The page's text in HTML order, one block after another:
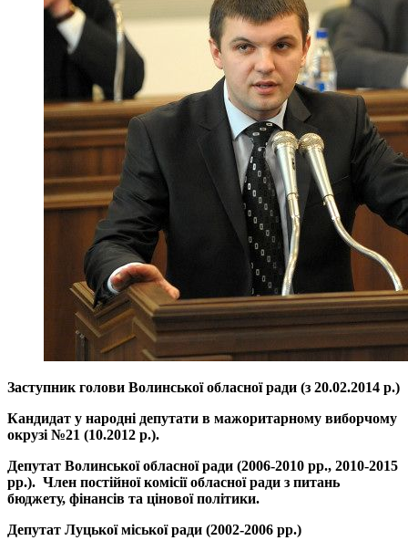
Заступник голови Волинської обласної ради (з 20.02.2014 р.)
Кандидат у народні депутати в мажоритарному виборчому
окрузі №21 (10.2012 р.).
Депутат Волинської обласної ради (2006-2010 рр., 2010-2015
рр.). Член постійної комісії обласної ради з питань
бюджету, фінансів та цінової політики.
Депутат Луцької міської ради (2002-2006 рр.)